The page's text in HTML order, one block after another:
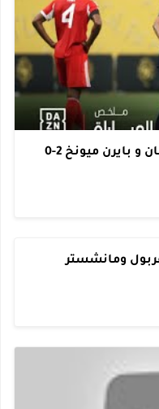
ملخص مباراة باريس سان جيرمان و بايرن ميونخ 2-0
ومانشستر